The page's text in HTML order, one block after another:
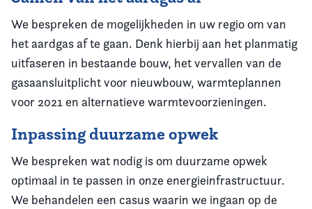
We bespreken de mogelijkheden in uw regio om van
het aardgas af te gaan. Denk hierbij aan het planmatig
uitfaseren in bestaande bouw, het vervallen van de
gasaansluitplicht voor nieuwbouw, warmteplannen
voor 2021 en alternatieve warmtevoorzieningen.
Inpassing duurzame opwek
We bespreken wat nodig is om duurzame opwek
optimaal in te passen in onze energieinfrastructuur.
We behandelen een casus waarin we ingaan op de